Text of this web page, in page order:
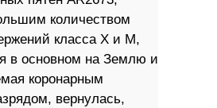
количеством
класса X и M,
в основном на Землю и
коронарным
вернулась,